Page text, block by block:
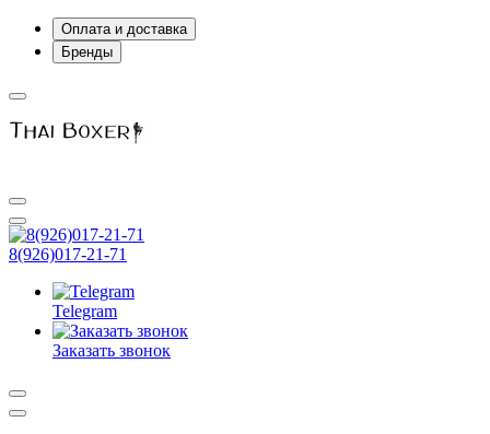
Оплата и доставка
Бренды
8(926)017-21-71
Telegram
Заказать звонок